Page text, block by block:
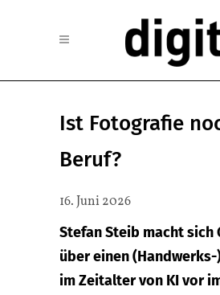
Ist Fotografie
Beruf?
16. Juni 2026
Stefan Steib macht sich
über einen
im Zeitalter von KI vor